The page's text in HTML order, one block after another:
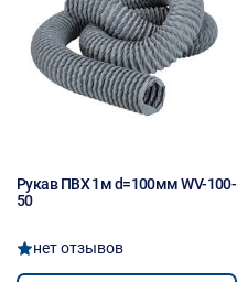
Рукав ПВХ 1м d=100мм WV-100-
50
нет отзывов